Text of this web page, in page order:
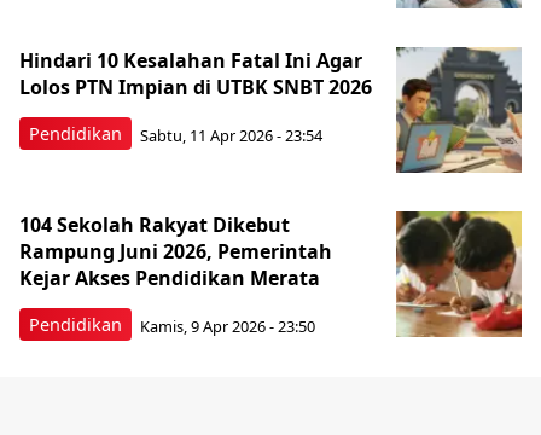
Pendidikan
Hindari 10 Kesalahan Fatal Ini Agar
Lolos PTN Impian di UTBK SNBT 2026
Sabtu, 11 Apr 2026 - 23:54
Pendidikan
104 Sekolah Rakyat Dikebut
Rampung Juni 2026, Pemerintah
Kejar Akses Pendidikan Merata
Kamis, 9 Apr 2026 - 23:50